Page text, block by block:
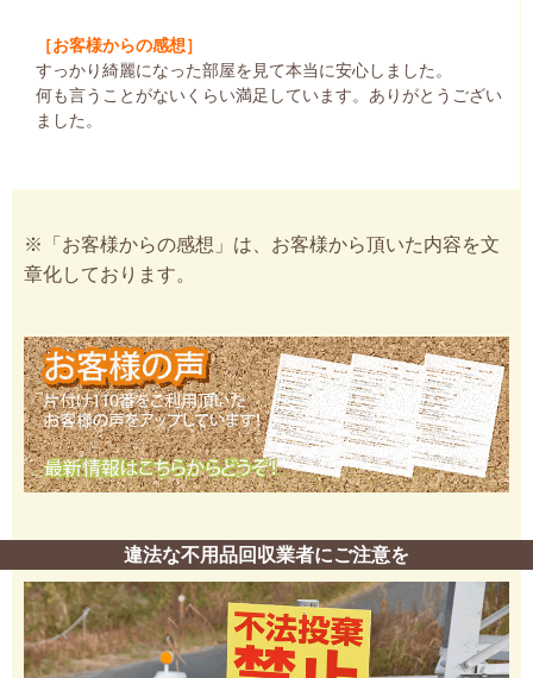
［お客様からの感想］
すっかり綺麗になった部屋を見て本当に安心しました。
何も言うことがないくらい満足しています。ありがとうござい
ました。
※「お客様からの感想」は、お客様から頂いた内容を文
章化しております。
違法な不用品回収業者にご注意を